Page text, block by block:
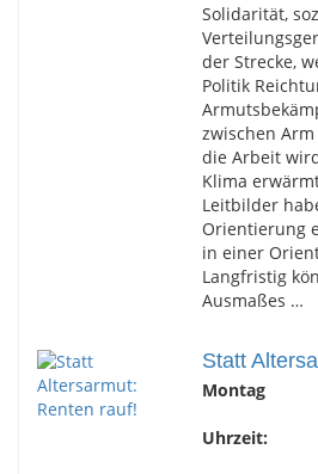
Solidarität,
der Strecke,
Politik
zwischen
die Arbeit
Klima
Leitbilder
Orientierung
in einer
Langfristig
Ausmaßes …
Statt
Montag
Uhrzeit: